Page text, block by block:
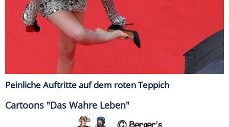
Peinliche Auftritte auf dem roten Teppich
Cartoons "Das Wahre Leben"